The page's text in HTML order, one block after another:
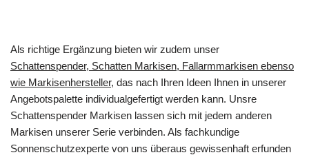
Als richtige Ergänzung bieten wir zudem unser
Schattenspender, Schatten Markisen, Fallarmmarkisen ebenso
wie Markisenhersteller, das nach Ihren Ideen Ihnen in unserer
Angebotspalette individualgefertigt werden kann. Unsre
Schattenspender Markisen lassen sich mit jedem anderen
Markisen unserer Serie verbinden. Als fachkundige
Sonnenschutzexperte von uns überaus gewissenhaft erfunden